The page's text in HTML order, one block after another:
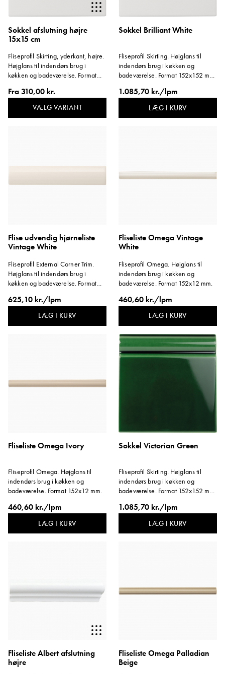
Sokkel afslutning højre
15x15 cm
Fliseprofil Skirting, yderkant, højre.
Højglans til indendørs brug i
køkken og badeværelse. Format
Fra310,00 kr.
VÆLG VARIANT
Sokkel Brilliant White
Fliseprofil Skirting. Højglans til
indendørs brug i køkken og
badeværelse. Format 152x152 mm.
1.085,70 kr./lpm
LÆG I KURV
Flise udvendig hjørneliste
Vintage White
Fliseprofil External Corner Trim.
Højglans til indendørs brug i
køkken og badeværelse. Format
625,10 kr./lpm
LÆG I KURV
Fliseliste Omega Vintage
White
Fliseprofil Omega. Højglans til
indendørs brug i køkken og
badeværelse. Format 152x12 mm.
460,60 kr./lpm
LÆG I KURV
Fliseliste Omega Ivory
Fliseprofil Omega. Højglans til
indendørs brug i køkken og
badeværelse. Format 152x12 mm.
460,60 kr./lpm
LÆG I KURV
Sokkel Victorian Green
Fliseprofil Skirting. Højglans til
indendørs brug i køkken og
badeværelse. Format 152x152 mm.
1.085,70 kr./lpm
LÆG I KURV
Fliseliste Albert afslutning
højre
Fliseliste Omega Palladian
Beige